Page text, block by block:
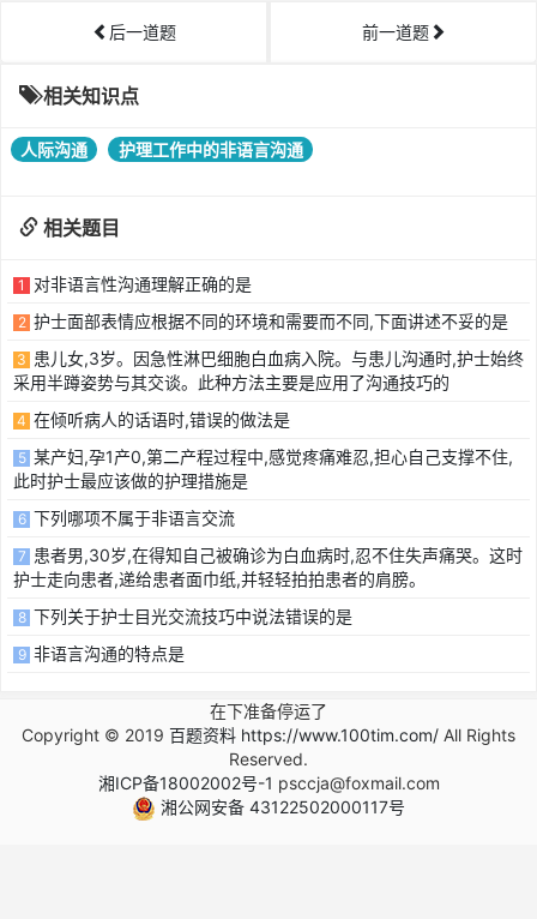
后一道题 前一道题
相关知识点
人际沟通 护理工作中的非语言沟通
相关题目
1 对非语言性沟通理解正确的是
2 护士面部表情应根据不同的环境和需要而不同,下面讲述不妥的是
3 患儿女,3岁。因急性淋巴细胞白血病入院。与患儿沟通时,护士始终
采用半蹲姿势与其交谈。此种方法主要是应用了沟通技巧的
4 在倾听病人的话语时,错误的做法是
5 某产妇,孕1产0,第二产程过程中,感觉疼痛难忍,担心自己支撑不住,
此时护士最应该做的护理措施是
6 下列哪项不属于非语言交流
7 患者男,30岁,在得知自己被确诊为白血病时,忍不住失声痛哭。这时
护士走向患者,递给患者面巾纸,并轻轻拍拍患者的肩膀。
8 下列关于护士目光交流技巧中说法错误的是
9 非语言沟通的特点是
在下准备停运了
Copyright © 2019 百题资料 https://www.100tim.com/ All Rights
Reserved.
湘ICP备18002002号-1 psccja@foxmail.com
湘公网安备 43122502000117号